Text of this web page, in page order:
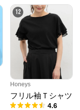
12
Honeys
フリル袖Ｔシャツ
4.6